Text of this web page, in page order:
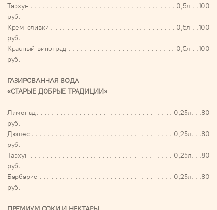
Тархун . . . . . . . . . . . . . . . . . . . . . . . . . . . . . . . . . . . . 0,5л . .100
руб.
Крем-сливки . . . . . . . . . . . . . . . . . . . . . . . . . . . . . . . 0,5л . .100
руб.
Красный виноград . . . . . . . . . . . . . . . . . . . . . . . . . . 0,5л . .100
руб.
ГАЗИРОВАННАЯ ВОДА
«СТАРЫЕ ДОБРЫЕ ТРАДИЦИИ»
Лимонад. . . . . . . . . . . . . . . . . . . . . . . . . . . . . . . . . . . 0,25л. . .80
руб.
Дюшес . . . . . . . . . . . . . . . . . . . . . . . . . . . . . . . . . . . . 0,25л. . .80
руб.
Тархун . . . . . . . . . . . . . . . . . . . . . . . . . . . . . . . . . . . . 0,25л. . .80
руб.
Барбарис . . . . . . . . . . . . . . . . . . . . . . . . . . . . . . . . . . 0,25л. . .80
руб.